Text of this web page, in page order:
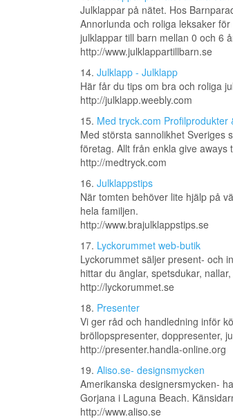
Julklappar på nätet. Hos
Annorlunda och roliga leksaker
julklappar till barn mellan 0 och 6
http://www.julklappartillbarn.se
14. Julklapp - Julklapp
Här får du tips om bra och roliga
http://julklapp.weebly.com
15. Med tryck.com Profilprodukter
Med största sannolikhet Sveriges
företag. Allt från enkla give aways
http://medtryck.com
16. Julklappstips
När tomten behöver lite hjälp på
hela familjen.
http://www.brajulklappstips.se
17. Lyckorummet web-butik
Lyckorummet säljer present- och
hittar du änglar, spetsdukar,
http://lyckorummet.se
18. Presenter
Vi ger råd och handledning inför
bröllopspresenter, doppresenter,
http://presenter.handla-online.org
19. Aliso.se- designsmycken
Amerikanska designersmycken-
Gorjana i Laguna Beach.
http://www.aliso.se